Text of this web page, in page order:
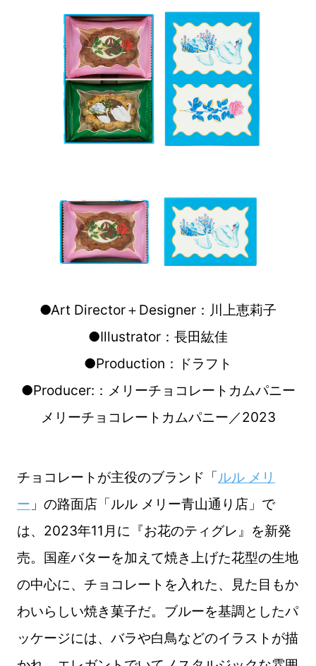
●Art Director＋Designer：川上恵莉子
●Illustrator：長田紘佳
●Production：ドラフト
●Producer:：メリーチョコレートカムパニー
メリーチョコレートカムパニー／2023
チョコレートが主役のブランド「ルル メリ
ー 」の路面店「ルル メリー青山通り店」で
は、2023年11月に『お花のティグレ』を新発
売。国産バターを加えて焼き上げた花型の生地
の中心に、チョコレートを入れた、見た目もか
わいらしい焼き菓子だ。ブルーを基調としたパ
ッケージには、バラや白鳥などのイラストが描